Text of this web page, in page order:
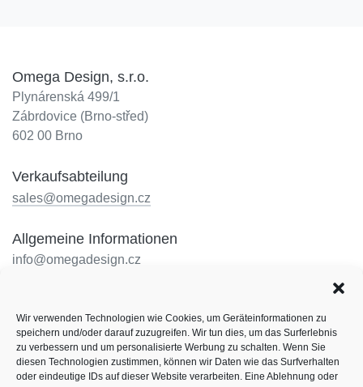
Wir verwenden Technologien wie Cookies, um Geräteinformationen zu
speichern und/oder darauf zuzugreifen. Wir tun dies, um das Surferlebnis
zu verbessern und um personalisierte Werbung zu schalten. Wenn Sie
diesen Technologien zustimmen, können wir Daten wie das Surfverhalten
oder eindeutige IDs auf dieser Website verarbeiten. Eine Ablehnung oder
Omega Design, s.r.o.
Plynárenská 499/1
Zábrdovice (Brno-střed)
602 00 Brno
Verkaufsabteilung
sales@omegadesign.cz
Allgemeine Informationen
info@omegadesign.cz
+420 602 330 648
Öffnungszeiten: nach telefonischer Vereinbarung
Folgen Sie uns